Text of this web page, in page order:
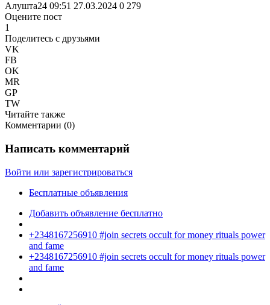
Алушта24 09:51 27.03.2024 0 279
Оцените пост
1
Поделитесь с друзьями
VK
FB
OK
MR
GP
TW
Читайте также
Комментарии (0)
Написать комментарий
Войти или зарегистрироваться
Бесплатные объявления
Добавить объявление бесплатно
+2348167256910 #join secrets occult for money rituals power
and fame
+2348167256910 #join secrets occult for money rituals power
and fame